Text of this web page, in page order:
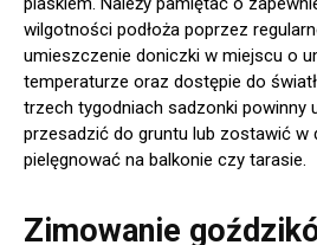
wilgotności podłoża poprzez
umieszczenie doniczki w miejscu o
temperaturze oraz dostępie do
trzech tygodniach sadzonki powinny
przesadzić do gruntu lub zostawić w
pielęgnować na balkonie czy tarasie.
Zimowanie